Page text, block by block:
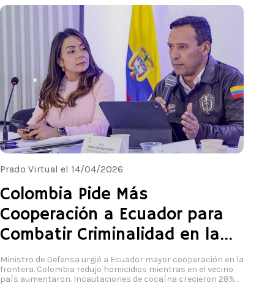
Prado Virtual el 14/04/2026
Colombia Pide Más
Cooperación a Ecuador para
Combatir Criminalidad en la
Frontera
Ministro de Defensa urgió a Ecuador mayor cooperación en la
frontera. Colombia redujo homicidios mientras en el vecino
país aumentaron. Incautaciones de cocaína crecieron 28%